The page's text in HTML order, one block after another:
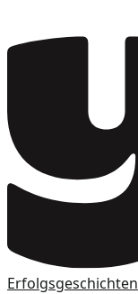
Erfolgsgeschichten